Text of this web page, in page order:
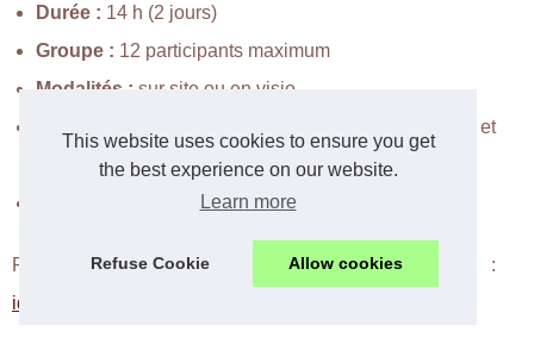
This website uses cookies to ensure you get
the best experience on our website.
Learn more
Refuse Cookie Allow cookies
Durée : 14 h (2 jours)
Groupe : 12 participants maximum
Modalités : sur site ou en visio
initiale (attentes et connaissances) et
finale (qualité et acquis)
note 3,9/4 sur 53 avis
Pour plus d’informations et modalités d’inscription :
ideage-formation.com